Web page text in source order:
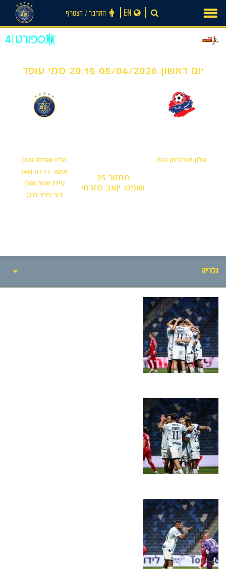
חדשות
content
התחבר ‪/‬ הצטרף EN
יום ראשון 05/04/2026 20:15 סמי עופר
הליו וארלה (83)
אושר דוידה (45)
עידו שחר (38)
דור פרץ (27)
אלון תורג\'מן (54)
מחזור 25
שופט: יואב מזרחי
גלריה
אירועי המשחק
סיקור המשחק
הרכבים
גלריה